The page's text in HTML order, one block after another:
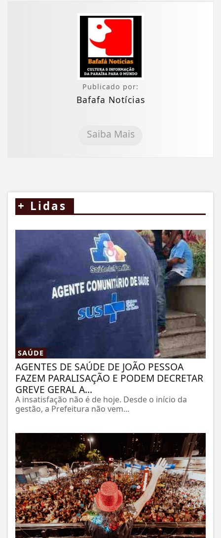
Publicado por:
Bafafa Notícias
Saiba Mais
+ Lidas
SAÚDE
AGENTES DE SAÚDE DE JOÃO PESSOA
FAZEM PARALISAÇÃO E PODEM DECRETAR
GREVE GERAL A...
A insatisfação não é de hoje. Desde o início da
gestão, a Prefeitura não vem...